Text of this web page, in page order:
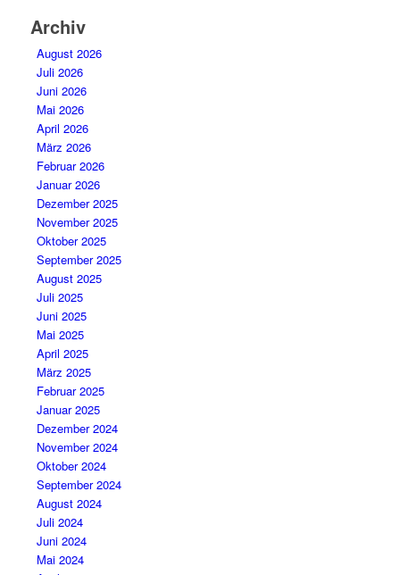
Archiv
August 2026
Juli 2026
Juni 2026
Mai 2026
April 2026
März 2026
Februar 2026
Januar 2026
Dezember 2025
November 2025
Oktober 2025
September 2025
August 2025
Juli 2025
Juni 2025
Mai 2025
April 2025
März 2025
Februar 2025
Januar 2025
Dezember 2024
November 2024
Oktober 2024
September 2024
August 2024
Juli 2024
Juni 2024
Mai 2024